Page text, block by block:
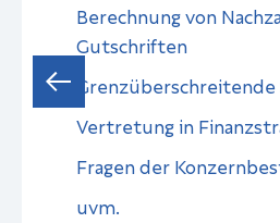
Berechnung von
Gutschriften
Vertretung in
Fragen der
uvm.